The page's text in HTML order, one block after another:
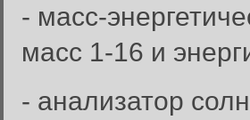
- масс-
масс 1-16 и
- анализатор